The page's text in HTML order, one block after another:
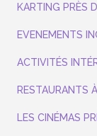
KARTING PRÈS
EVENEMENTS
ACTIVITÉS
RESTAURANTS
LES CINÉMAS